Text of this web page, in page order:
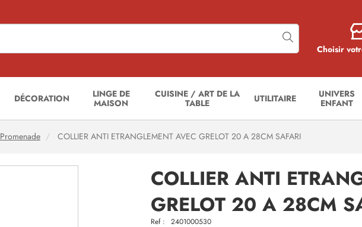
Choisir
DÉCORATION
LINGE DE
MAISON
CUISINE / ART DE LA
TABLE
UTILITAIRE
UNIVERS
ENFANT
Promenade COLLIER ANTI ETRANGLEMENT AVEC GRELOT 20 A 28CM SAFARI
COLLIER ANTI
GRELOT 20 A 28CM
Ref : 2401000530